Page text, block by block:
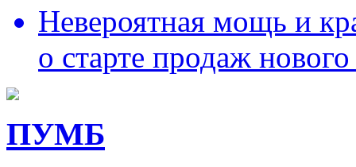
Невероятная мощь и
о старте продаж
ПУМБ